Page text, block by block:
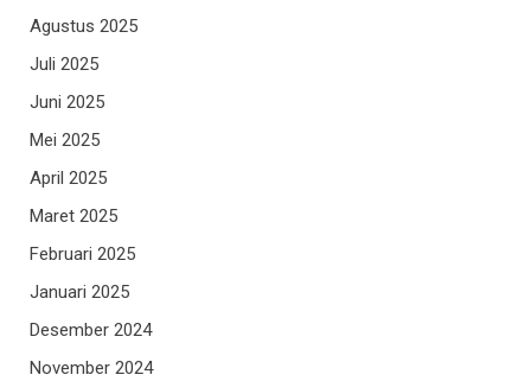
Agustus 2025
Juli 2025
Juni 2025
Mei 2025
April 2025
Maret 2025
Februari 2025
Januari 2025
Desember 2024
November 2024